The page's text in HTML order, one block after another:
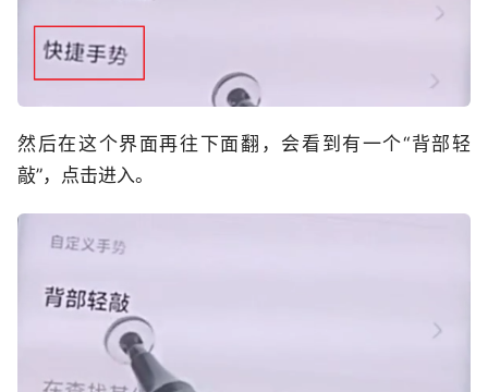
然后在这个界面再往下面翻，会看到有一个“背部轻
敲”，点击进入。